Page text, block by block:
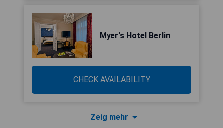
Myer's Hotel Berlin
CHECK AVAILABILITY
Zeig mehr